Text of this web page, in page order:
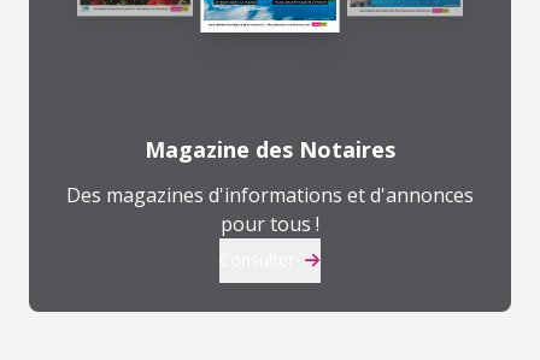
Magazine des Notaires
Des magazines d'informations et d'annonces
pour tous !